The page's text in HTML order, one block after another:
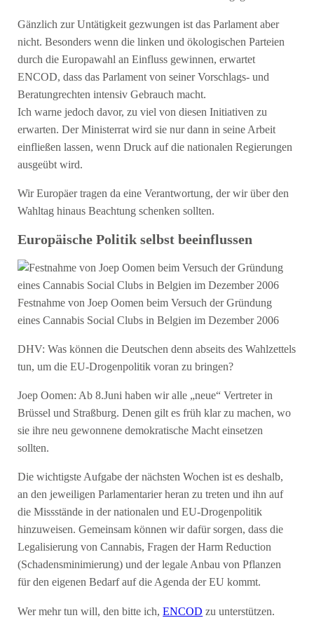
Gänzlich zur Untätigkeit gezwungen ist das Parlament aber
nicht. Besonders wenn die linken und ökologischen Parteien
durch die Europawahl an Einfluss gewinnen, erwartet
ENCOD, dass das Parlament von seiner Vorschlags- und
Beratungrechten intensiv Gebrauch macht.
Ich warne jedoch davor, zu viel von diesen Initiativen zu
erwarten. Der Ministerrat wird sie nur dann in seine Arbeit
einfließen lassen, wenn Druck auf die nationalen Regierungen
ausgeübt wird.
Wir Europäer tragen da eine Verantwortung, der wir über den
Wahltag hinaus Beachtung schenken sollten.
Europäische Politik selbst beeinflussen
Festnahme von Joep Oomen beim Versuch der Gründung
eines Cannabis Social Clubs in Belgien im Dezember 2006
DHV: Was können die Deutschen denn abseits des Wahlzettels
tun, um die EU-Drogenpolitik voran zu bringen?
Joep Oomen: Ab 8.Juni haben wir alle „neue“ Vertreter in
Brüssel und Straßburg. Denen gilt es früh klar zu machen, wo
sie ihre neu gewonnene demokratische Macht einsetzen
sollten.
Die wichtigste Aufgabe der nächsten Wochen ist es deshalb,
an den jeweiligen Parlamentarier heran zu treten und ihn auf
die Missstände in der nationalen und EU-Drogenpolitik
hinzuweisen. Gemeinsam können wir dafür sorgen, dass die
Legalisierung von Cannabis, Fragen der Harm Reduction
(Schadensminimierung) und der legale Anbau von Pflanzen
für den eigenen Bedarf auf die Agenda der EU kommt.
Wer mehr tun will, den bitte ich,ENCOD zu unterstützen.